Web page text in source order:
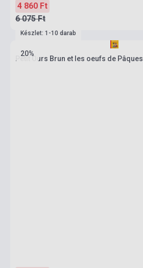
4 860 Ft
6 075 Ft
20%
Készlet: 1-10 darab
Petit Ours Brun et les oeufs de Pâques